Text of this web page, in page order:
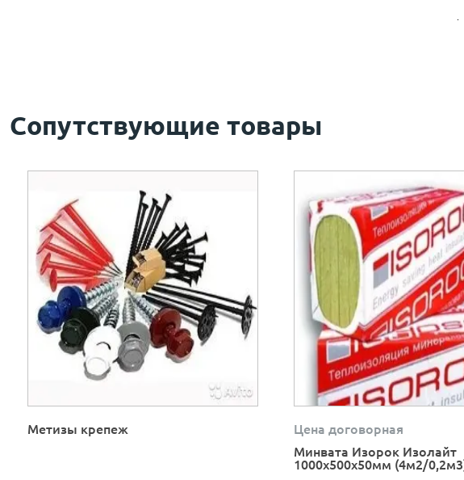
Сопутствующие товары
Метизы крепеж
Цена договорная
Минвата Изорок Изолайт
1000х500х50мм (4м2/